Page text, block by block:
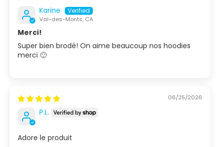
Karine
Val-des-Monts, CA
Merci!
Super bien brodé! On aime beaucoup nos hoodies
merci 🙂
06/25/2026
P.L.
Adore le produit